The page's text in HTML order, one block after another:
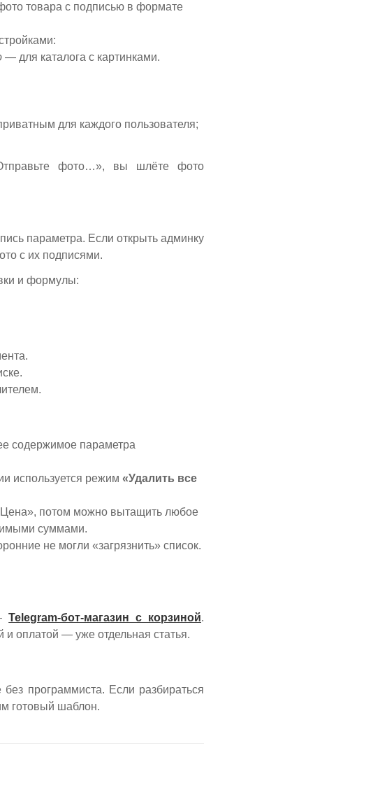
товара с подписью в формате
— для каталога с картинками.
для каждого пользователя;
фото…», вы шлёте фото
параметра. Если открыть админку
с их подписями.
и формулы:
содержимое параметра
используется режим «Удалить все
потом можно вытащить любое
суммами.
не могли «загрязнить» список.
Telegram-бот-магазин с корзиной.
и оплатой — уже отдельная статья.
программиста. Если разбираться
готовый шаблон.